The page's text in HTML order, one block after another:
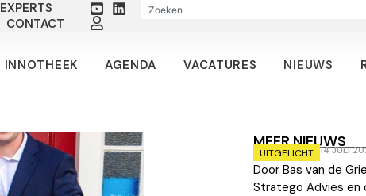
EXPERTS
CONTACT
INNOTHEEK AGENDA VACATURES NIEUWS
MEER NIEUWS
UITGELICHT 14 JULI
Door Bas van de
Stratego Advies en